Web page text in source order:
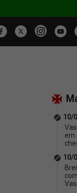
10/
em
10/